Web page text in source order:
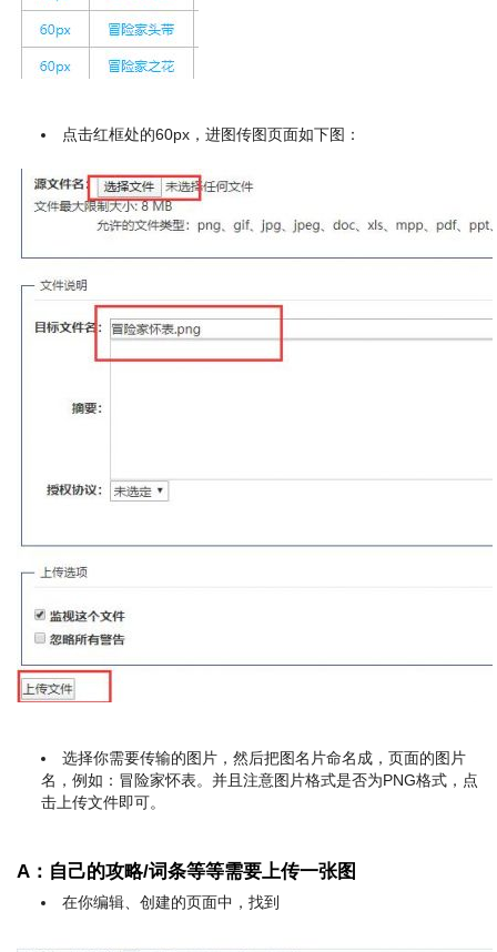
点击红框处的60px，进图传图页面如下图：
选择你需要传输的图片，然后把图名片命名成，页面的图片
名，例如：冒险家怀表。并且注意图片格式是否为PNG格式，点
击上传文件即可。
A：自己的攻略/词条等等需要上传一张图
在你编辑、创建的页面中，找到